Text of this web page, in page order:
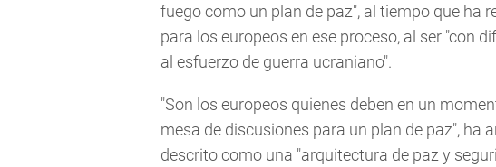
fuego como un plan de paz", al tiempo que ha
para los europeos en ese proceso, al ser "con
al esfuerzo de guerra ucraniano".
"Son los europeos quienes deben en un
mesa de discusiones para un plan de paz", ha
descrito como una "arquitectura de paz y